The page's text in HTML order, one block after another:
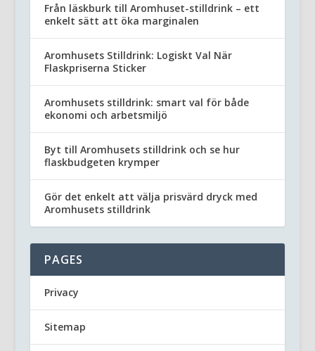
Från läskburk till Aromhuset-stilldrink – ett
enkelt sätt att öka marginalen
Aromhusets Stilldrink: Logiskt Val När
Flaskpriserna Sticker
Aromhusets stilldrink: smart val för både
ekonomi och arbetsmiljö
Byt till Aromhusets stilldrink och se hur
flaskbudgeten krymper
Gör det enkelt att välja prisvärd dryck med
Aromhusets stilldrink
PAGES
Privacy
Sitemap